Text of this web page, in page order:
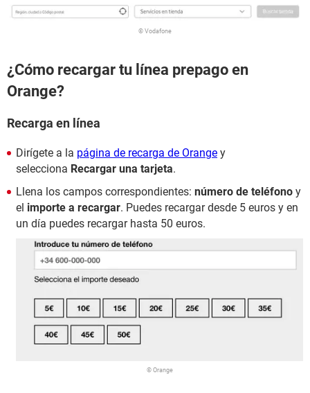
© Vodafone
¿Cómo recargar tu línea prepago en
Orange?
Recarga en línea
Dirígete a la página de recarga de Orange y
selecciona Recargar una tarjeta.
Llena los campos correspondientes: número de teléfono y
el importe a recargar. Puedes recargar desde 5 euros y en
un día puedes recargar hasta 50 euros.
© Orange